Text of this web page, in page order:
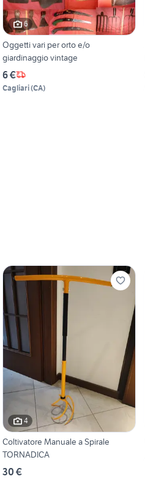
6
Oggetti vari per orto e/o
giardinaggio vintage
6 €
Cagliari(CA)
4
Coltivatore Manuale a Spirale
TORNADICA
30 €